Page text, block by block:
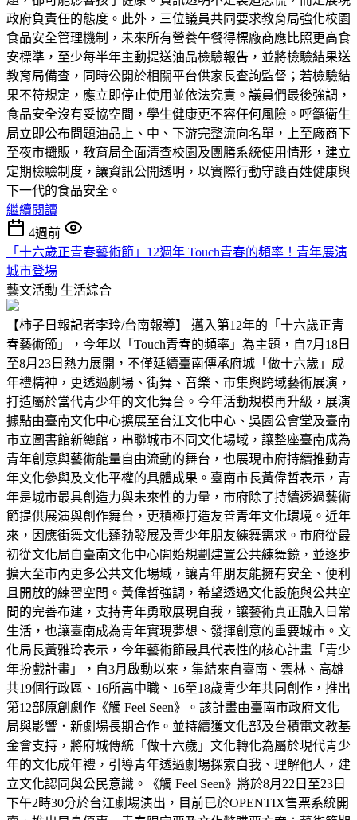
政府負責任的態度。此外，三位議員共同要求教育局強化校園
食品安全管理機制，未來所有營養午餐得標廠商應比照更高食
安標準，至少每半年主動提送油品檢驗報告，並將檢驗結果送
教育局備查，同時公開於相關平台供家長查詢監督；若檢驗結
果不符規定，應立即停止使用並依法究責。議員們最後強調，
食品安全沒有妥協空間，學生健康更不容任何風險。呼籲衛生
局立即公布問題油品上、中、下游完整流向名單，上至廠商下
至夜市攤販，教育局全面清查校園及團膳系統使用情形，建立
定期檢驗制度，讓資訊公開透明，以實際行動守護百姓健康與
下一代的食品安全。
繼續閱讀
4週前
「十六歲正青春藝術節」12週年 Touch青春的頻率！青年展演
城市登場
藝文活動 生活綜合
【柿子日報記者李玲/台南報導】 邁入第12年的「十六歲正青
春藝術節」，今年以「Touch青春的頻率」為主題，自7月18日
至8月23日熱力展開，不僅延續臺南傳承府城「做十六歲」成
年禮精神，更透過劇場、街舞、音樂、市集與跨域藝術展演，
打造屬於當代青少年的文化舞台。今年活動規模再升級，展演
據點由臺南文化中心擴展至台江文化中心、吳園公會堂及臺南
市立圖書館新總館，串聯城市不同文化場域，讓整座臺南成為
青年創意與藝術能量自由流動的舞台，也展現市府持續推動青
年文化參與及文化平權的具體成果。臺南市長黃偉哲表示，青
年是城市最具創造力與未來性的力量，市府除了持續透過藝術
節提供展演與創作舞台，更積極打造友善青年文化環境。近年
來，因應街舞文化蓬勃發展及青少年朋友練舞需求。市府從最
初從文化局自臺南文化中心開始規劃建置公共練舞鏡，並逐步
擴大至市內更多公共文化場域，讓青年朋友能擁有安全、便利
且開放的練習空間。黃偉哲強調，希望透過文化設施與公共空
間的完善布建，支持青年勇敢展現自我，讓藝術真正融入日常
生活，也讓臺南成為青年實現夢想、發揮創意的重要城市。文
化局長黃雅玲表示，今年藝術節最具代表性的核心計畫「青少
年扮戲計畫」，自3月啟動以來，集結來自臺南、雲林、高雄
共19個行政區、16所高中職、16至18歲青少年共同創作，推出
第12部原創劇作《觸 Feel Seen》。該計畫由臺南市政府文化
局與影響．新劇場長期合作。並持續獲文化部及台積電文教基
金會支持，將府城傳統「做十六歲」文化轉化為屬於現代青少
年的文化成年禮，引導青年透過劇場探索自我、理解他人，建
立文化認同與公民意識。《觸 Feel Seen》將於8月22日至23日
下午2時30分於台江劇場演出，目前已於OPENTIX售票系統開